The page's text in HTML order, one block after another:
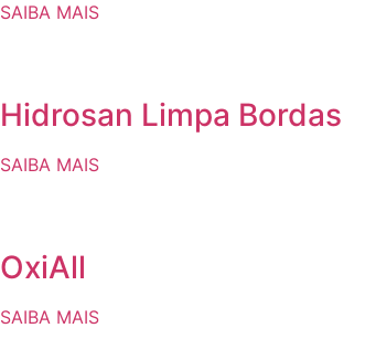
SAIBA MAIS
Hidrosan Limpa Bordas
SAIBA MAIS
OxiAll
SAIBA MAIS